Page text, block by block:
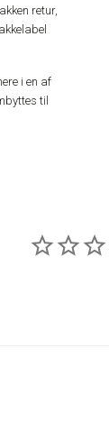
retur,
i en af
til